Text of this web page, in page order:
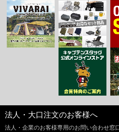
法人・大口注文のお客様へ
法人・企業のお客様専用のお問い合わせ窓